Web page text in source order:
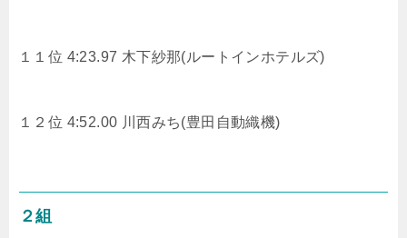
１１位 4:23.97 木下紗那(ルートインホテルズ)
１２位 4:52.00 川西みち(豊田自動織機)
２組